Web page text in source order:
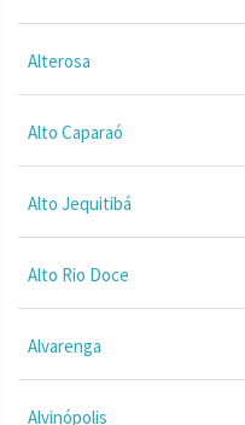
Alterosa
Alto Caparaó
Alto Jequitibá
Alto Rio Doce
Alvarenga
Alvinópolis